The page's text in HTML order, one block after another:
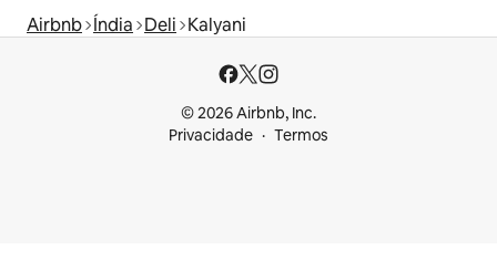
Airbnb Índia Deli Kalyani
© 2026 Airbnb, Inc.
Privacidade
Termos